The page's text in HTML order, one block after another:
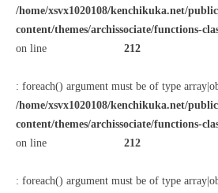
/home/xsvx1020108/kenchikuka.net/
content/themes/archissociate/functions-
on line
212
: foreach() argument must be of type
/home/xsvx1020108/kenchikuka.net/
content/themes/archissociate/functions-
on line
212
: foreach() argument must be of type